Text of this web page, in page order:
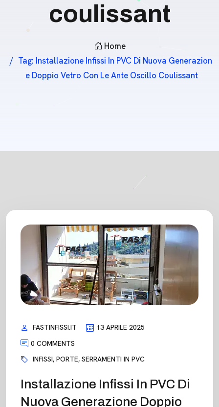
coulissant
Home
Tag: Installazione Infissi In PVC Di Nuova Generazion
E Doppio Vetro Con Le Ante Oscillo Coulissant
FASTINFISSI.IT
13 APRILE 2025
0 COMMENTS
INFISSI, PORTE, SERRAMENTI IN PVC
Installazione Infissi In PVC Di
Nuova Generazione Doppio